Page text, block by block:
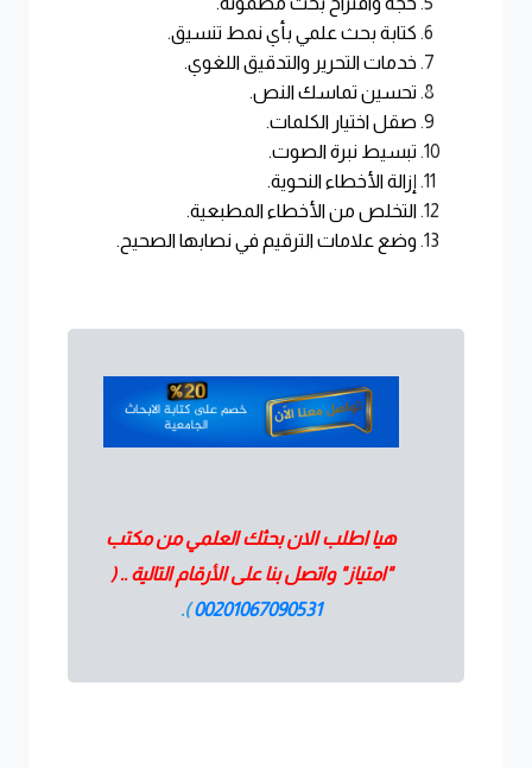
كتابة بحث علمي بأي نمط تنسيق.
خدمات التحرير والتدقيق اللغوي.
تحسين تماسك النص.
صقل اختيار الكلمات.
تبسيط نبرة الصوت.
إزالة الأخطاء النحوية.
التخلص من الأخطاء المطبعية.
وضع علامات الترقيم في نصابها الصحيح.
هيا اطلب الان بحثك العلمي من مكتب
"امتياز" واتصل بنا على الأرقام التالية .. (
00201067090531
).